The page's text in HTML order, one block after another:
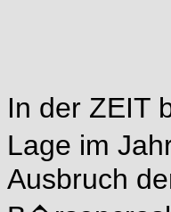
In der ZEIT
Lage im
Ausbruch